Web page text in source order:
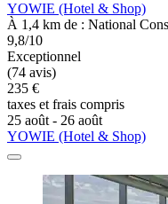
YOWIE (Hotel & Shop)
À 1,4 km de : National
9,8/10
Exceptionnel
(74 avis)
235 €
taxes et frais compris
25 août - 26 août
YOWIE (Hotel & Shop)